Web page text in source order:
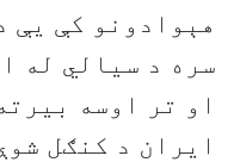
هېوادونو کې یې
سره د سيالي له
او تر اوسه